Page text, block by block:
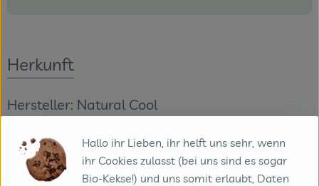
Herkunft
Hersteller: Natural Cool
Diverse
Hallo ihr Lieben, ihr helft uns sehr, wenn
ihr Cookies zulasst (bei uns sind es sogar
Bio-Kekse!) und uns somit erlaubt, Daten